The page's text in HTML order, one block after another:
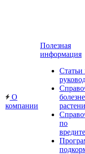
О
компании
Полезная
информация
Статьи
по